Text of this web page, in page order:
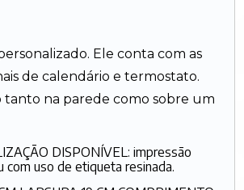
Ele conta com as
de calendário e termostato.
tanto na parede como sobre um
com uso de etiqueta resinada.